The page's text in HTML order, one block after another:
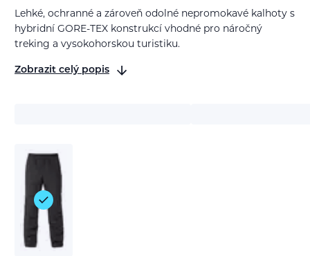
Lehké, ochranné a zároveň odolné nepromokavé kalhoty s
hybridní GORE-TEX konstrukcí vhodné pro náročný
treking a vysokohorskou turistiku.
Zobrazit celý popis